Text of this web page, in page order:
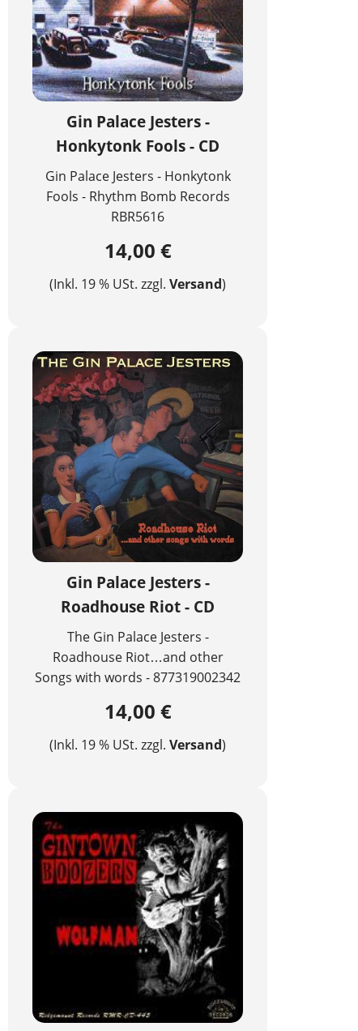
Gin Palace Jesters -
Honkytonk Fools - CD
Gin Palace Jesters - Honkytonk
Fools - Rhythm Bomb Records
RBR5616
14,00 €
(Inkl. 19 % USt. zzgl. Versand)
Gin Palace Jesters -
Roadhouse Riot - CD
The Gin Palace Jesters -
Roadhouse Riot…and other
Songs with words - 877319002342
14,00 €
(Inkl. 19 % USt. zzgl. Versand)